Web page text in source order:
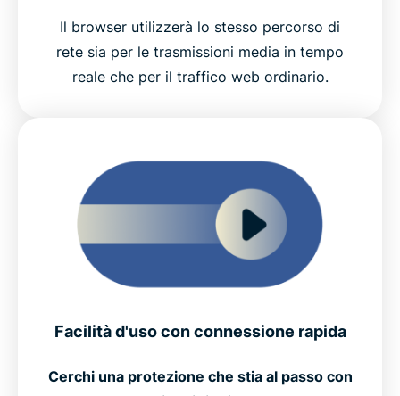
Il browser utilizzerà lo stesso percorso di
rete sia per le trasmissioni media in tempo
reale che per il traffico web ordinario.
Facilità d'uso con connessione rapida
Cerchi una protezione che stia al passo con